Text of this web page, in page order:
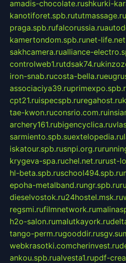
amadis-chocolate.rushkurki-
kanotiforet.spb.rututmassage.ru
praga.spb.rufalcorussia.ru
kamertondom.spb.runet-
sakhcamera.rualliance-
controlweb1.rutdsak74.ru
iron-snab.rucosta-bella.ru
associaciya39.ru
cpt21.ruispecspb.ruregahost.ru
tae-kwon.ruconsrio.com.ru
archery161.rubigencyclica.ru
sarmiento.spb.suextelopedia.ru
iskatour.spb.rusnpi.org.ru
krygeva-spa.ruchel.net.rurust-
hl-beta.spb.ruschool494.spb.ru
epoha-metalband.rungr.spb.ru
dieselvostok.ru24hostel.msk.ru
regsmi.rufilmnetwork.ru
h2o-salon.rumalutkayork.ru
tango-perm.rugooddir.rusgv.su
webkrasotki.comcherinvest.ru
ankou.spb.rualvesta1.rupdf-